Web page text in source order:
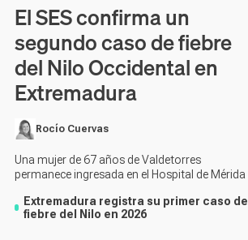
El SES confirma un
segundo caso de fiebre
del Nilo Occidental en
Extremadura
Rocío Cuervas
Una mujer de 67 años de Valdetorres
permanece ingresada en el Hospital de Mérida
Extremadura registra su primer caso de
fiebre del Nilo en 2026